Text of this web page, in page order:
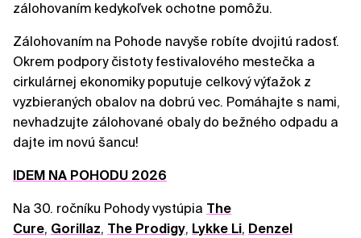
zálohovaním kedykoľvek ochotne pomôžu.
Zálohovaním na Pohode navyše robíte dvojitú radosť.
Okrem podpory čistoty festivalového mestečka a
cirkulárnej ekonomiky poputuje celkový výťažok z
vyzbieraných obalov na dobrú vec. Pomáhajte s nami,
nevhadzujte zálohované obaly do bežného odpadu a
dajte im novú šancu!
IDEM NA POHODU 2026
Na 30. ročníku Pohody vystúpia The
Cure, Gorillaz, The Prodigy, Lykke Li, Denzel